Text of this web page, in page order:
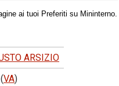
ai tuoi Preferiti su Mininterno.
ARSIZIO
(VA)